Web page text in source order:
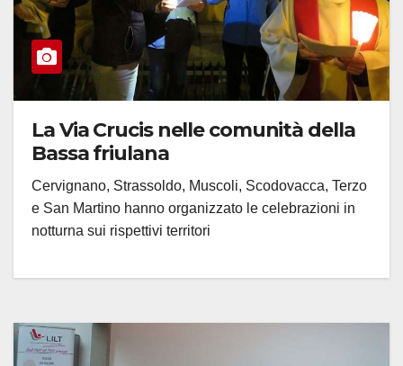
La Via Crucis nelle comunità della
Bassa friulana
Cervignano, Strassoldo, Muscoli, Scodovacca, Terzo
e San Martino hanno organizzato le celebrazioni in
notturna sui rispettivi territori